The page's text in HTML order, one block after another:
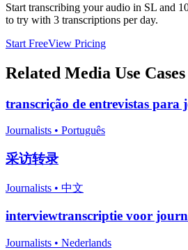
Start transcribing your audio in SL and
to try with 3 transcriptions per day.
Start FreeView Pricing
Related Media Use Cases
transcrição de entrevistas para
Journalists • Português
采访转录
Journalists • 中文
interviewtranscriptie voor
Journalists • Nederlands